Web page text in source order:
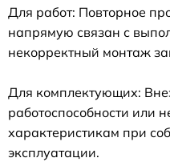
Для работ: Повторное
напрямую связан с
некорректный монтаж
Для комплектующих:
работоспособности или
характеристикам при
эксплуатации.